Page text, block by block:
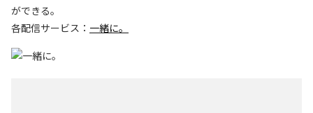
ができる。
各配信サービス： 一緒に。